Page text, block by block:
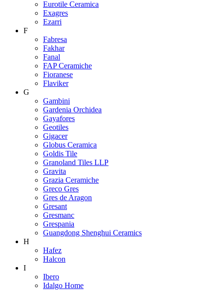
Eurotile Ceramica
Exagres
Ezarri
F
Fabresa
Fakhar
Fanal
FAP Ceramiche
Fioranese
Flaviker
G
Gambini
Gardenia Orchidea
Gayafores
Geotiles
Gigacer
Globus Ceramica
Goldis Tile
Granoland Tiles LLP
Gravita
Grazia Ceramiche
Greco Gres
Gres de Aragon
Gresant
Gresmanc
Grespania
Guangdong Shenghui Ceramics
H
Hafez
Halcon
I
Ibero
Idalgo Home